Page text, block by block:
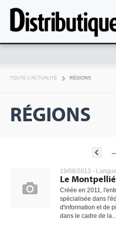
TOUTE L'ACTUALITÉ RÉGIONS
RÉGIONS
...
19/08/2013 -
Le
Créée en 2011,
spécialisée dans
d'information et de
dans le cadre de